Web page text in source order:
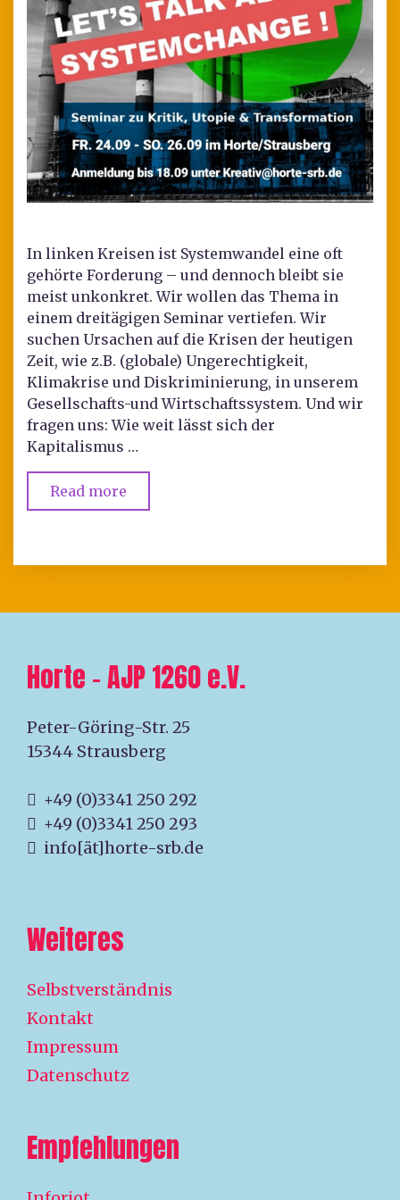
In linken Kreisen ist Systemwandel eine oft
gehörte Forderung – und dennoch bleibt sie
meist unkonkret. Wir wollen das Thema in
einem dreitägigen Seminar vertiefen. Wir
suchen Ursachen auf die Krisen der heutigen
Zeit, wie z.B. (globale) Ungerechtigkeit,
Klimakrise und Diskriminierung, in unserem
Gesellschafts-und Wirtschaftssystem. Und wir
fragen uns: Wie weit lässt sich der
Kapitalismus …
Read more
Horte – AJP 1260 e.V.
Peter-Göring-Str. 25
15344 Strausberg
+49 (0)3341 250 292
+49 (0)3341 250 293
info[ät]horte-srb.de
Weiteres
Selbstverständnis
Kontakt
Impressum
Datenschutz
Empfehlungen